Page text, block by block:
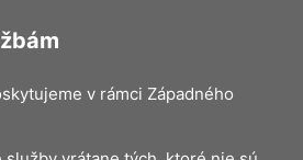
v rámci Západného